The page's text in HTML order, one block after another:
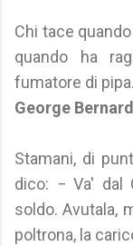
Chi tace
quando ha
fumatore di pipa.
George
Stamani, di
dico: − Va' dal
soldo. Avutala,
poltrona, la